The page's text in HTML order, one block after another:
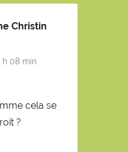
Christin
h 08 min
cela se
?